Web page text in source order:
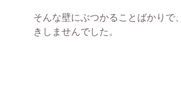
そんな壁にぶつかることばかりで
きしませんでした。